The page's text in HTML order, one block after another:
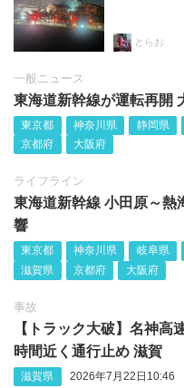
とらお
一般ニュース
東海道新幹線が運転再開
東京都 神奈川県 静岡県
京都府
大阪府
ライフライン
東海道新幹線 小田原～熱
響
東京都 神奈川県 岐阜県
滋賀県
京都府 大阪府
事故
【トラック大破】名神高
時間近く通行止め 滋賀
滋賀県 2026年7月22日10:46